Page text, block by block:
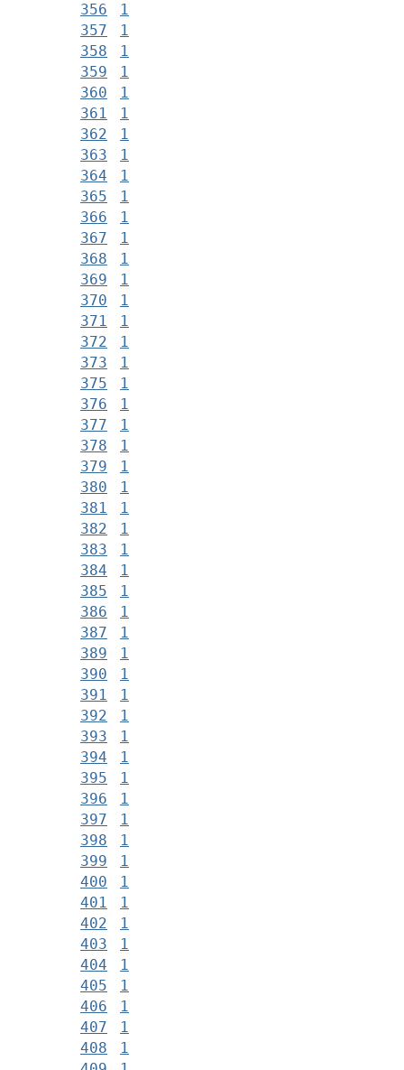
356
1
357
1
358
1
359
1
360
1
361
1
362
1
363
1
364
1
365
1
366
1
367
1
368
1
369
1
370
1
371
1
372
1
373
1
375
1
376
1
377
1
378
1
379
1
380
1
381
1
382
1
383
1
384
1
385
1
386
1
387
1
389
1
390
1
391
1
392
1
393
1
394
1
395
1
396
1
397
1
398
1
399
1
400
1
401
1
402
1
403
1
404
1
405
1
406
1
407
1
408
1